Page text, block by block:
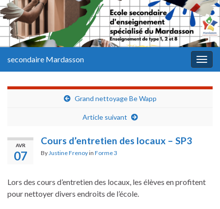
secondaire Mardasson
Grand nettoyage Be Wapp
Article suivant
AVR
07
Cours d’entretien des locaux – SP3
By Justine Frenoyin Forme 3
Lors des cours d’entretien des locaux, les élèves en profitent
pour nettoyer divers endroits de l’école.